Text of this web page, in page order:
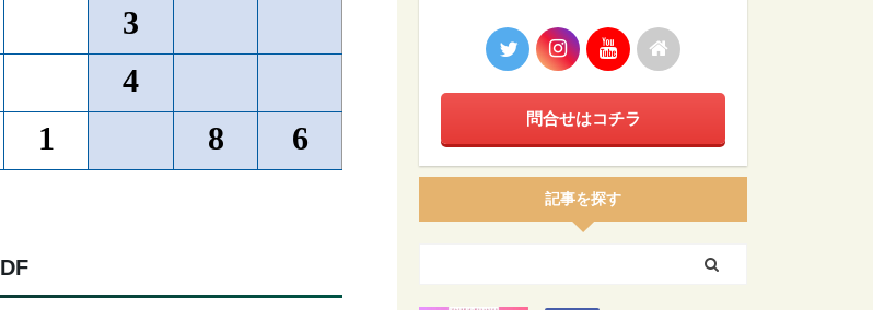
3
4
1
8 6
問合せはコチラ
記事を探す